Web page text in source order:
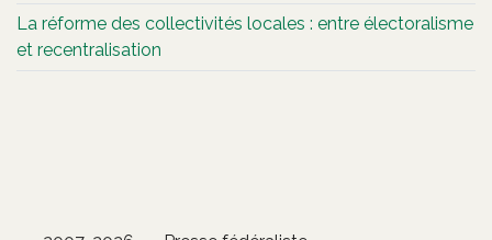
La réforme des collectivités locales : entre électoralisme
et recentralisation